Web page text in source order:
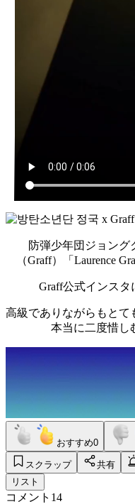
防弾少年団ジョング
（Graff）「Laurence
Graff公式インスタ
高級でありながらもとて
本当に二度惜し
おすすめ0
スクラップ 共有
リスト
コメント 14